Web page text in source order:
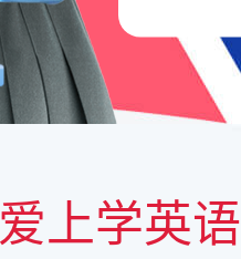
爱上学英语